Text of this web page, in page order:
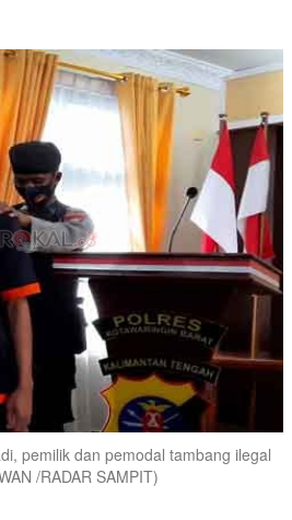
pemilik dan pemodal tambang ilegal
/RADAR SAMPIT)